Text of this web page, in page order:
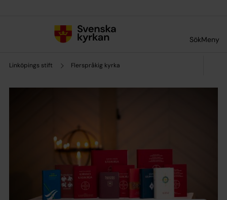
SökMeny
Linköpings stift Flerspråkig kyrka